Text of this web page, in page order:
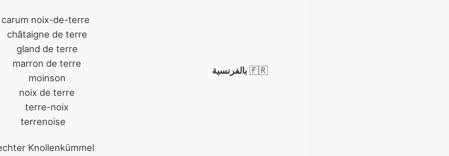
🇫🇷 بالفرنسية
châtaigne de terre
gland de terre
marron de terre
moinson
noix de terre
terre-noix
terrenoise